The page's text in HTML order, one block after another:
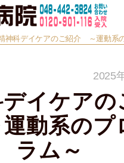
神科デイケアのご紹介 ～運動系
2025
イケアの
動系のプ
ラム～